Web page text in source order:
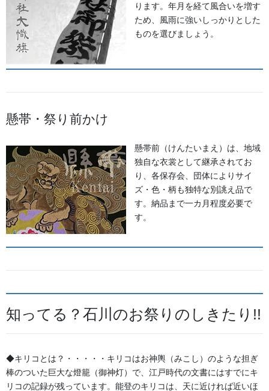
激しい立ち回りを支える襦袢や袴から、視線を集める胸当て、そ
して細部をキリリと引き締める脚
絆や手甲まで。森佐では、棒振り衣装に欠かせない各体パーツの
完全オーダーを承っております。
美しいシルエットと抜群の動きやすさを両立し、町の誇りである
地域独自のアイテムも、どうぞお気軽に森佐へお気軽にご相談く
詳しくはこちら
ります。年月を経て風合いを増す
ため、風雨に強いしっかりとした
ものを選びましょう。
懸帯・祭り前かけ
懸帯前（けんたいまえ）は、地域
独自な衣裳として継承されてお
り、各保存会、団体によりサイ
ズ・色・柄も独特な別誂え品で
す。納品まで一カ月程度必要で
す。
知ってる？石川のお祭りのしきたり!!
◆キリコとは？・・・・・キリコはお神輿（みこし）のような担ぎ
棒のついた巨大な燈籠（御神灯）で、江戸時代の文書にはすでにキ
リコの記録が残っています。能登のキリコは、天に近ければ近いほ